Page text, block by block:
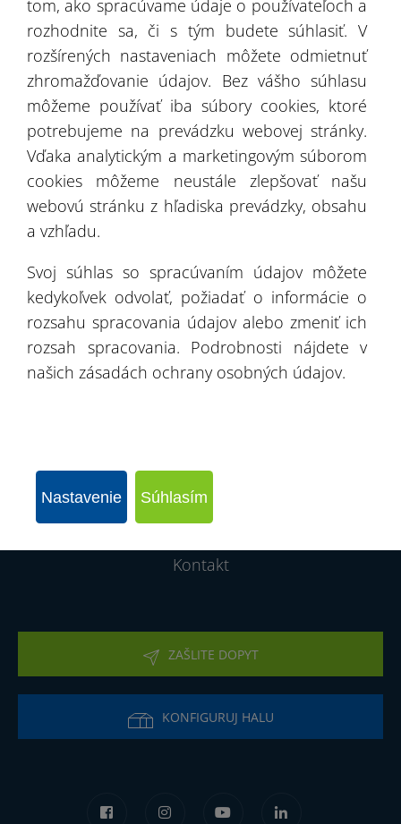
Týmto by sme radi potvrdili vysokú kvalitu
dodaných hál, profesionálnych projektových
služieb a kompetentnú montáž s použitím
moderného zariadenia.
S plnou zodpovednosťou môžeme odporučiť
spoločnosťPROTAN ELMARKako spoľahlivého a
dôveryhodného obchodného partnera.
Kniha odporúčaní
Realizácie
O firme
Kontakt
ZAŠLITE DOPYT
KONFIGURUJ HALU
tom, ako spracúvame údaje o používateľoch a
rozhodnite sa, či s tým budete súhlasiť. V
rozšírených nastaveniach môžete odmietnuť
zhromažďovanie údajov. Bez vášho súhlasu
môžeme používať iba súbory cookies, ktoré
potrebujeme na prevádzku webovej stránky.
Vďaka analytickým a marketingovým súborom
cookies môžeme neustále zlepšovať našu
webovú stránku z hľadiska prevádzky, obsahu
a vzhľadu.
Svoj súhlas so spracúvaním údajov môžete
kedykoľvek odvolať, požiadať o informácie o
rozsahu spracovania údajov alebo zmeniť ich
rozsah spracovania. Podrobnosti nájdete v
našich zásadách ochrany osobných údajov.
Nastavenie Súhlasím